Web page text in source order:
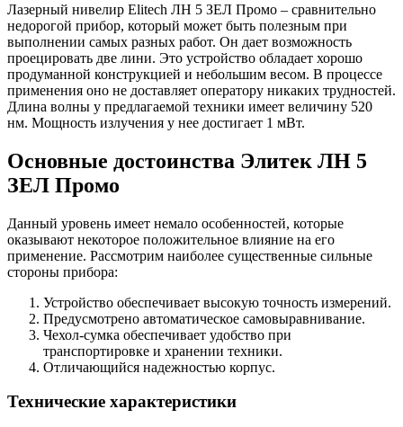
Лазерный нивелир Elitech ЛН 5 ЗЕЛ Промо – сравнительно
недорогой прибор, который может быть полезным при
выполнении самых разных работ. Он дает возможность
проецировать две лини. Это устройство обладает хорошо
продуманной конструкцией и небольшим весом. В процессе
применения оно не доставляет оператору никаких трудностей.
Длина волны у предлагаемой техники имеет величину 520
нм. Мощность излучения у нее достигает 1 мВт.
Основные достоинства Элитек ЛН 5
ЗЕЛ Промо
Данный уровень имеет немало особенностей, которые
оказывают некоторое положительное влияние на его
применение. Рассмотрим наиболее существенные сильные
стороны прибора:
Устройство обеспечивает высокую точность измерений.
Предусмотрено автоматическое самовыравнивание.
Чехол-сумка обеспечивает удобство при
транспортировке и хранении техники.
Отличающийся надежностью корпус.
Технические характеристики